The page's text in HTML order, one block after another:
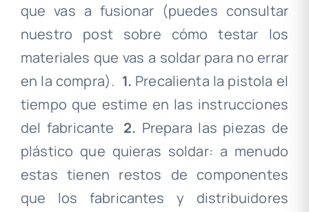
que vas a fusionar (puedes consultar
nuestro post sobre cómo testar los
materiales que vas a soldar para no errar
en la compra). 1. Precalienta la pistola el
tiempo que estime en las instrucciones
del fabricante 2. Prepara las piezas de
plástico que quieras soldar: a menudo
estas tienen restos de componentes
que los fabricantes y distribuidores